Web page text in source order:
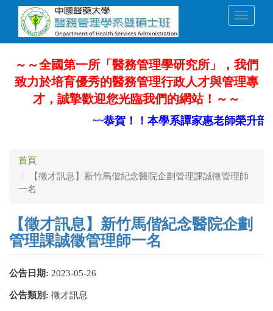
內
Toggle
～～全國第一所「醫務管理學研究所」，我們
致力於培育優秀的醫務管理行政人才與管理專
才，誠摯歡迎您光臨我們的網站！～～
~~恭賀！！本學系譚家惠老師榮升部
首頁
【徵才訊息】新竹馬偕紀念醫院企劃管理課誠徵管理師
一名
【徵才訊息】新竹馬偕紀念醫院企劃
管理課誠徵管理師一名
公告日期: 2023-05-26
公告類別: 徵才訊息